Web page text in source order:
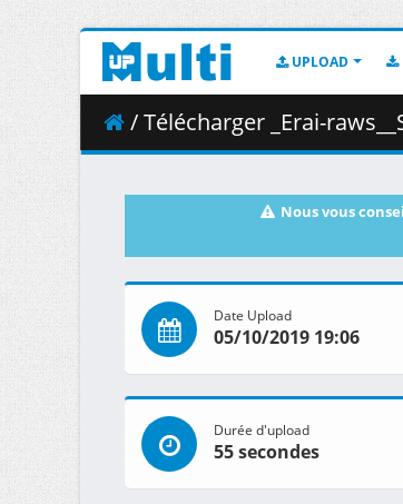
UPLOAD
/ Télécharger _Erai-
Nous vous
Date Upload
05/10/2019 19:06
Durée d'upload
55 secondes